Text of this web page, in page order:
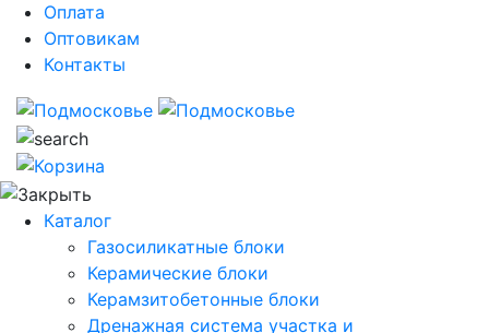
Оплата
Оптовикам
Контакты
Каталог
Газосиликатные блоки
Керамические блоки
Керамзитобетонные блоки
Дренажная система участка и